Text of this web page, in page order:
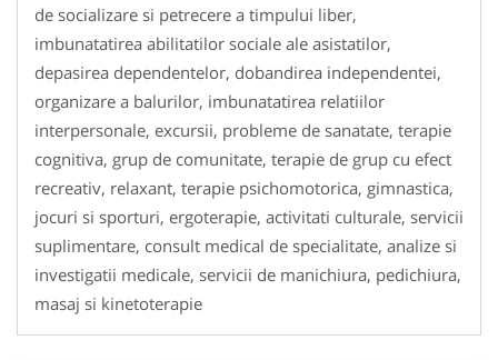
de socializare si petrecere a timpului liber,
imbunatatirea abilitatilor sociale ale asistatilor,
depasirea dependentelor, dobandirea independentei,
organizare a balurilor, imbunatatirea relatiilor
interpersonale, excursii, probleme de sanatate, terapie
cognitiva, grup de comunitate, terapie de grup cu efect
recreativ, relaxant, terapie psichomotorica, gimnastica,
jocuri si sporturi, ergoterapie, activitati culturale, servicii
suplimentare, consult medical de specialitate, analize si
investigatii medicale, servicii de manichiura, pedichiura,
masaj si kinetoterapie